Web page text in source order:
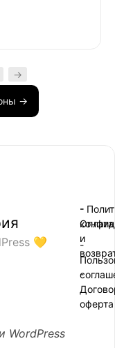
→
→
💛
-
-
-
Оплата
и
-
оферта
WordPress